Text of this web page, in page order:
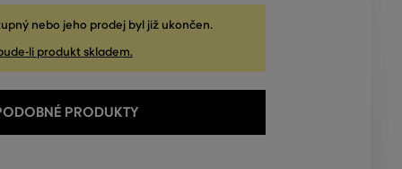
nebo jeho prodej byl již ukončen.
li produkt skladem.
PRODUKTY